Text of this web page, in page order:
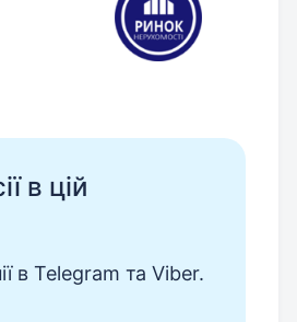
в цій
в Telegram та Viber.